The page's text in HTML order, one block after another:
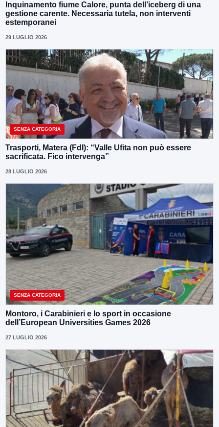
Inquinamento fiume Calore, punta dell’iceberg di una
gestione carente. Necessaria tutela, non interventi
estemporanei
29 LUGLIO 2026
SENZA CATEGORIA
Trasporti, Matera (FdI): “Valle Ufita non può essere
sacrificata. Fico intervenga”
28 LUGLIO 2026
SENZA CATEGORIA
Montoro, i Carabinieri e lo sport in occasione
dell’European Universities Games 2026
27 LUGLIO 2026